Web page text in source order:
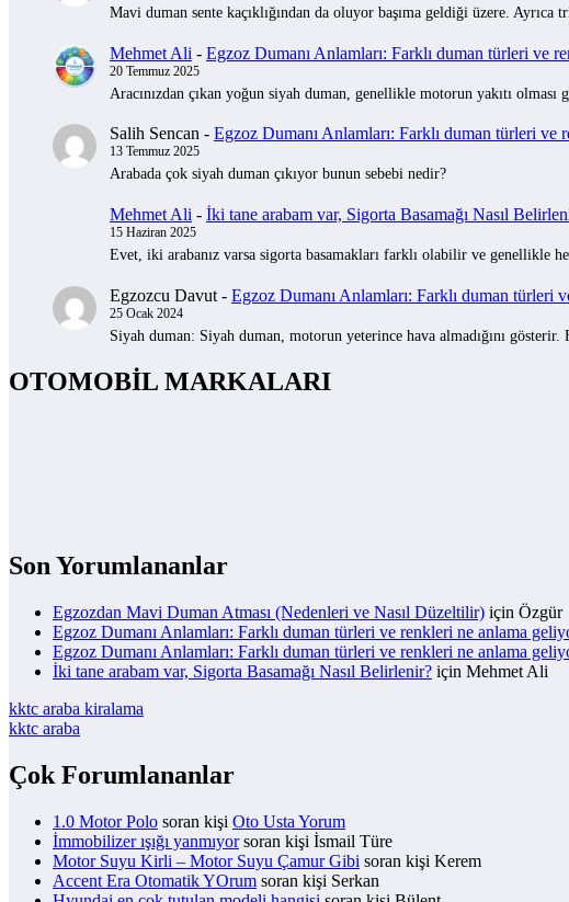
Mavi duman sente kaçıklığından da oluyor başıma geldiği üzere.
Mehmet Ali - Egzoz Dumanı Anlamları: Farklı duman türleri ve
20 Temmuz 2025
Aracınızdan çıkan yoğun siyah duman, genellikle motorun yakıtı
Salih Sencan - Egzoz Dumanı Anlamları: Farklı duman türleri ve
13 Temmuz 2025
Arabada çok siyah duman çıkıyor bunun sebebi nedir?
Mehmet Ali - İki tane arabam var, Sigorta Basamağı Nasıl
15 Haziran 2025
Evet, iki arabanız varsa sigorta basamakları farklı olabilir ve genellikle
Egzozcu Davut - Egzoz Dumanı Anlamları: Farklı duman türleri
25 Ocak 2024
Siyah duman: Siyah duman, motorun yeterince hava almadığını
OTOMOBİL MARKALARI
Son Yorumlananlar
Egzozdan Mavi Duman Atması (Nedenleri ve Nasıl Düzeltilir) için Özgür
Egzoz Dumanı Anlamları: Farklı duman türleri ve renkleri ne anlama
Egzoz Dumanı Anlamları: Farklı duman türleri ve renkleri ne anlama
İki tane arabam var, Sigorta Basamağı Nasıl Belirlenir? için Mehmet Ali
kktc araba kiralama
kktc araba
Çok Forumlananlar
1.0 Motor Polo soran kişi Oto Usta Yorum
İmmobilizer ışığı yanmıyorsoran kişi İsmail Türe
Motor Suyu Kirli – Motor Suyu Çamur Gibi soran kişi Kerem
Accent Era Otomatik YOrum soran kişi Serkan